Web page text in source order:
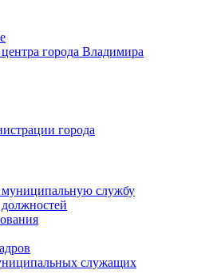
города Владимира
города
службу
служащих